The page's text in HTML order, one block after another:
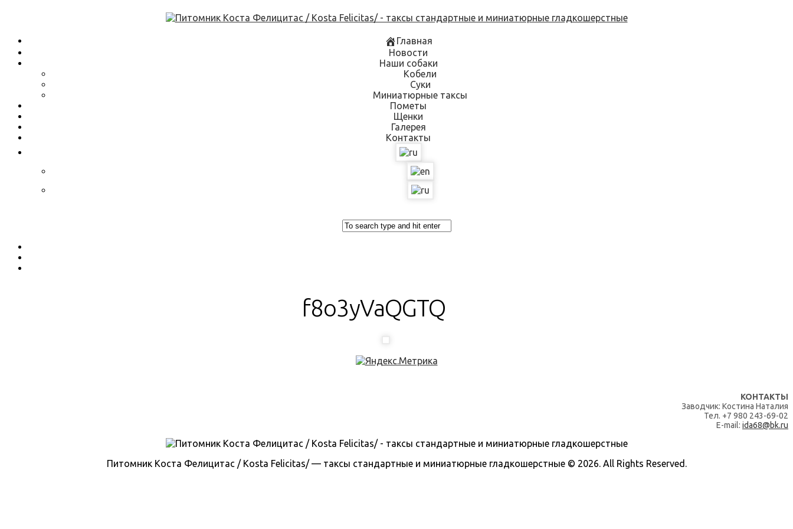
Skip
to
content
Главная
Новости
Наши собаки
Кобели
Суки
Миниатюрные таксы
Пометы
Щенки
Галерея
Контакты
f8o3yVaQGTQ
КОНТАКТЫ
Заводчик: Костина Наталия
Тел. +7 980 243-69-02
E-mail: ida68@bk.ru
Питомник Коста Фелицитас / Kosta Felicitas/ — таксы стандартные и миниатюрные гладкошерстные © 2026. All Rights Reserved.